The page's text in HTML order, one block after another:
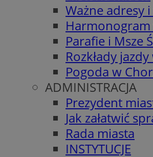
Ważne adresy
Parafie i Msze
Rozkłady
Pogoda w
ADMINISTRACJA
Prezydent
Jak załatwić
Rada miasta
INSTYTUCJE